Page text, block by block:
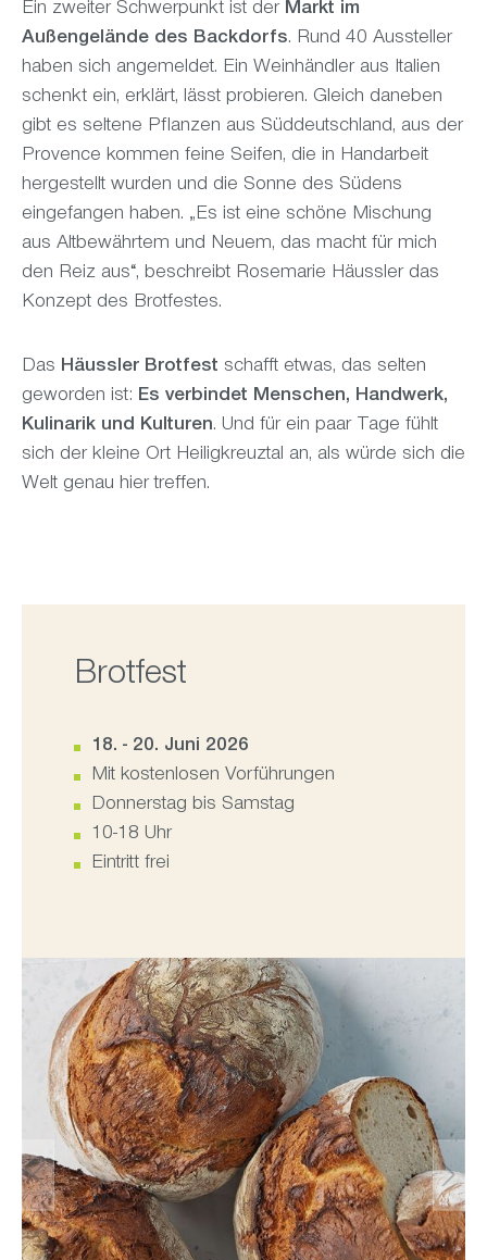
Ein zweiter Schwerpunkt ist der Markt im
Außengelände des Backdorfs. Rund 40 Aussteller
haben sich angemeldet. Ein Weinhändler aus Italien
schenkt ein, erklärt, lässt probieren. Gleich daneben
gibt es seltene Pflanzen aus Süddeutschland, aus der
Provence kommen feine Seifen, die in Handarbeit
hergestellt wurden und die Sonne des Südens
eingefangen haben. „Es ist eine schöne Mischung
aus Altbewährtem und Neuem, das macht für mich
den Reiz aus“, beschreibt Rosemarie Häussler das
Konzept des Brotfestes.
Das Häussler Brotfest schafft etwas, das selten
geworden ist: Es verbindet Menschen, Handwerk,
Kulinarik und Kulturen. Und für ein paar Tage fühlt
sich der kleine Ort Heiligkreuztal an, als würde sich die
Welt genau hier treffen.
Brotfest
18. - 20. Juni 2026
Mit kostenlosen Vorführungen
Donnerstag bis Samstag
10-18 Uhr
Eintritt frei